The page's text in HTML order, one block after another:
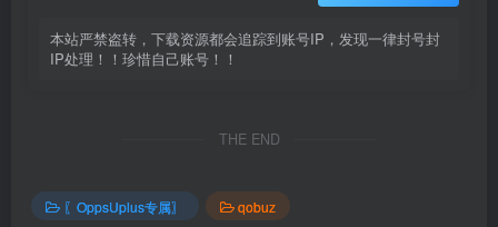
本站严禁盗转，下载资源都会追踪到账号IP，发现一律封号封
IP处理！！珍惜自己账号！！
THE END
〖OppsUplus专属〗 qobuz